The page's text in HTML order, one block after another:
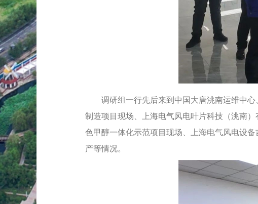
调研组一行先后来到中国大唐洮南运维中心
制造项目现场、上海电气风电叶片科技（洮南
色甲醇一体化示范项目现场、上海电气风电设
产等情况。